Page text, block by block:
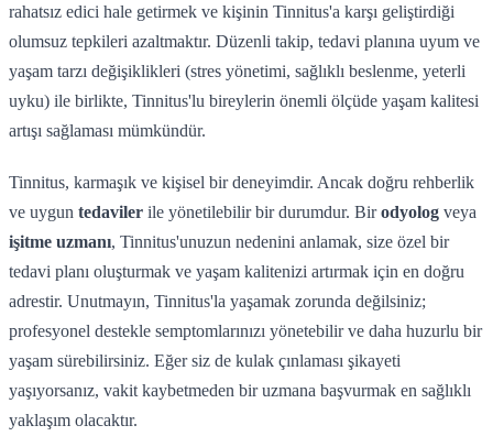
rahatsız edici hale getirmek ve kişinin Tinnitus'a karşı geliştirdiği
olumsuz tepkileri azaltmaktır. Düzenli takip, tedavi planına uyum ve
yaşam tarzı değişiklikleri (stres yönetimi, sağlıklı beslenme, yeterli
uyku) ile birlikte, Tinnitus'lu bireylerin önemli ölçüde yaşam kalitesi
artışı sağlaması mümkündür.
Tinnitus, karmaşık ve kişisel bir deneyimdir. Ancak doğru rehberlik
ve uygun tedaviler ile yönetilebilir bir durumdur. Birodyolog veya
işitme uzmanı, Tinnitus'unuzun nedenini anlamak, size özel bir
tedavi planı oluşturmak ve yaşam kalitenizi artırmak için en doğru
adrestir. Unutmayın, Tinnitus'la yaşamak zorunda değilsiniz;
profesyonel destekle semptomlarınızı yönetebilir ve daha huzurlu bir
yaşam sürebilirsiniz. Eğer siz de kulak çınlaması şikayeti
yaşıyorsanız, vakit kaybetmeden bir uzmana başvurmak en sağlıklı
yaklaşım olacaktır.